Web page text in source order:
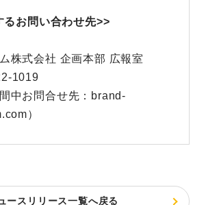
るお問い合わせ先>>
ム株式会社 企画本部 広報室
1019
中お問合せ先：brand-
）
ースリリース一覧へ戻る